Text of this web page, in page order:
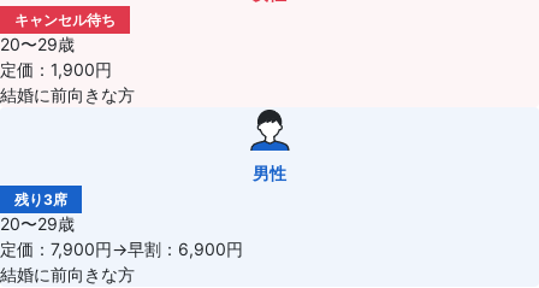
キャンセル待ち
20〜29歳
定価：1,900円
結婚に前向きな方
男性
残り3席
20〜29歳
定価：7,900円→早割：6,900円
結婚に前向きな方